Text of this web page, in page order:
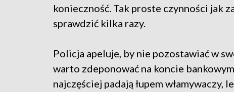
konieczność. Tak proste czynności jak
sprawdzić kilka razy.
Policja apeluje, by nie pozostawiać w
warto zdeponować na koncie
najczęściej padają łupem